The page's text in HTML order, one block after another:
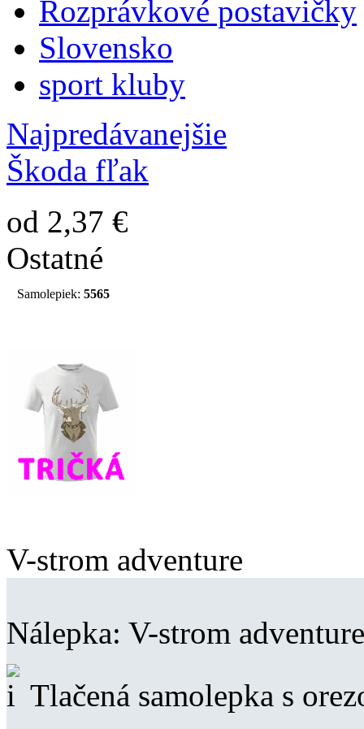
Rozprávkové postavičky
Slovensko
sport kluby
Najpredávanejšie
Škoda fľak
od 2,37 €
Ostatné
Samolepiek: 5565
V-strom adventure
Nálepka: V-strom adventure
Tlačená samolepka s